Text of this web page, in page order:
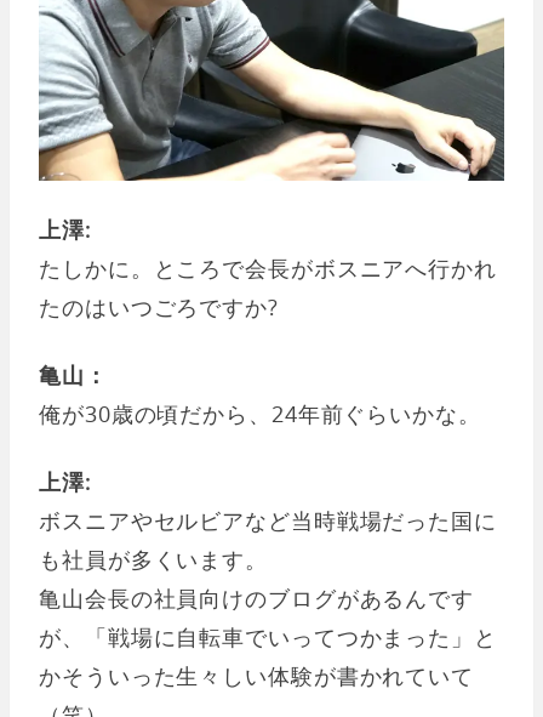
上澤:
たしかに。ところで会長がボスニアへ行かれ
たのはいつごろですか?
亀山：
俺が30歳の頃だから、24年前ぐらいかな。
上澤:
ボスニアやセルビアなど当時戦場だった国に
も社員が多くいます。
亀山会長の社員向けのブログがあるんです
が、「戦場に自転車でいってつかまった」と
かそういった生々しい体験が書かれていて